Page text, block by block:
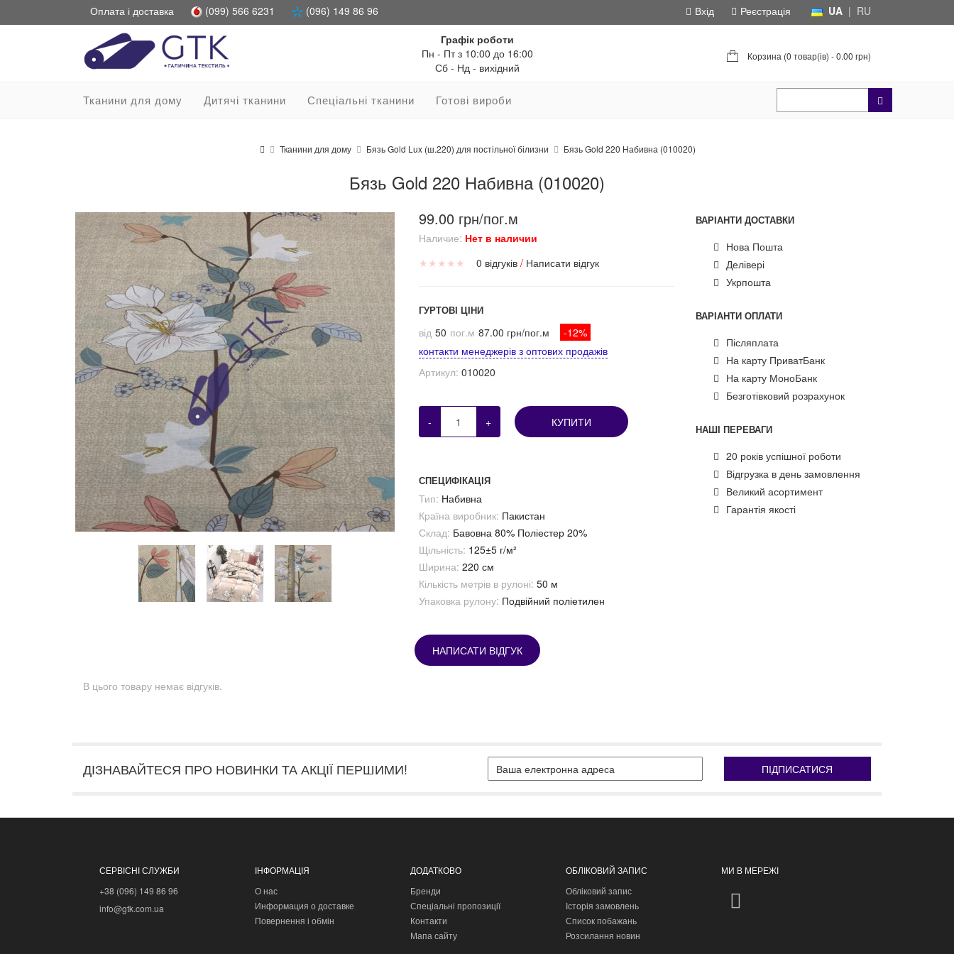
Оплата і доставка (099) 566 6231 (096) 149 86 96 UA | RU
Вхід
Реєстрація
Графік роботи
Пн - Пт з 10:00 до 16:00
Сб - Нд - вихідний
Корзина (0 товар(ів) - 0.00 грн)
Тканини для дому Дитячі тканини Спеціальні тканини Готові вироби
Тканини для дому Бязь Gold Lux (ш.220) для постільної білизни Бязь Gold 220 Набивна (010020)
Бязь Gold 220 Набивна (010020)
99.00 грн/пог.м
Наличие: Нет в наличии
★ ★ ★ ★ ★ 0 відгуків/ Написати відгук
ГУРТОВІ ЦІНИ
від 50 пог.м 87.00 грн/пог.м
-12%
контакти менеджерів з оптових продажів
Артикул: 010020
- + КУПИТИ
СПЕЦИФІКАЦІЯ
Тип: Набивна
Країна виробник: Пакистан
Склад: Бавовна 80% Поліестер 20%
Щільність: 125±5 г/м²
Ширина: 220 см
Кількість метрів в рулоні: 50 м
Упаковка рулону: Подвійний поліетилен
ВАРІАНТИ ДОСТАВКИ
Нова Пошта
Делівері
Укрпошта
ВАРІАНТИ ОПЛАТИ
Післяплата
На карту ПриватБанк
На карту МоноБанк
Безготівковий розрахунок
НАШІ ПЕРЕВАГИ
20 років успішної роботи
Відгрузка в день замовлення
Великий асортимент
Гарантія якості
НАПИСАТИ ВІДГУК
В цього товару немає відгуків.
ДІЗНАВАЙТЕСЯ ПРО НОВИНКИ ТА АКЦІЇ ПЕРШИМИ! ПІДПИСАТИСЯ
СЕРВІСНІ СЛУЖБИ
+38 (096) 149 86 96
info@gtk.com.ua
ІНФОРМАЦІЯ
О нас
Информация о доставке
Повернення і обмін
ДОДАТКОВО
Бренди
Спеціальні пропозиції
Контакти
Мапа сайту
ОБЛІКОВИЙ ЗАПИС
Обліковий запис
Історія замовлень
Список побажань
Розсилання новин
МИ В МЕРЕЖІ